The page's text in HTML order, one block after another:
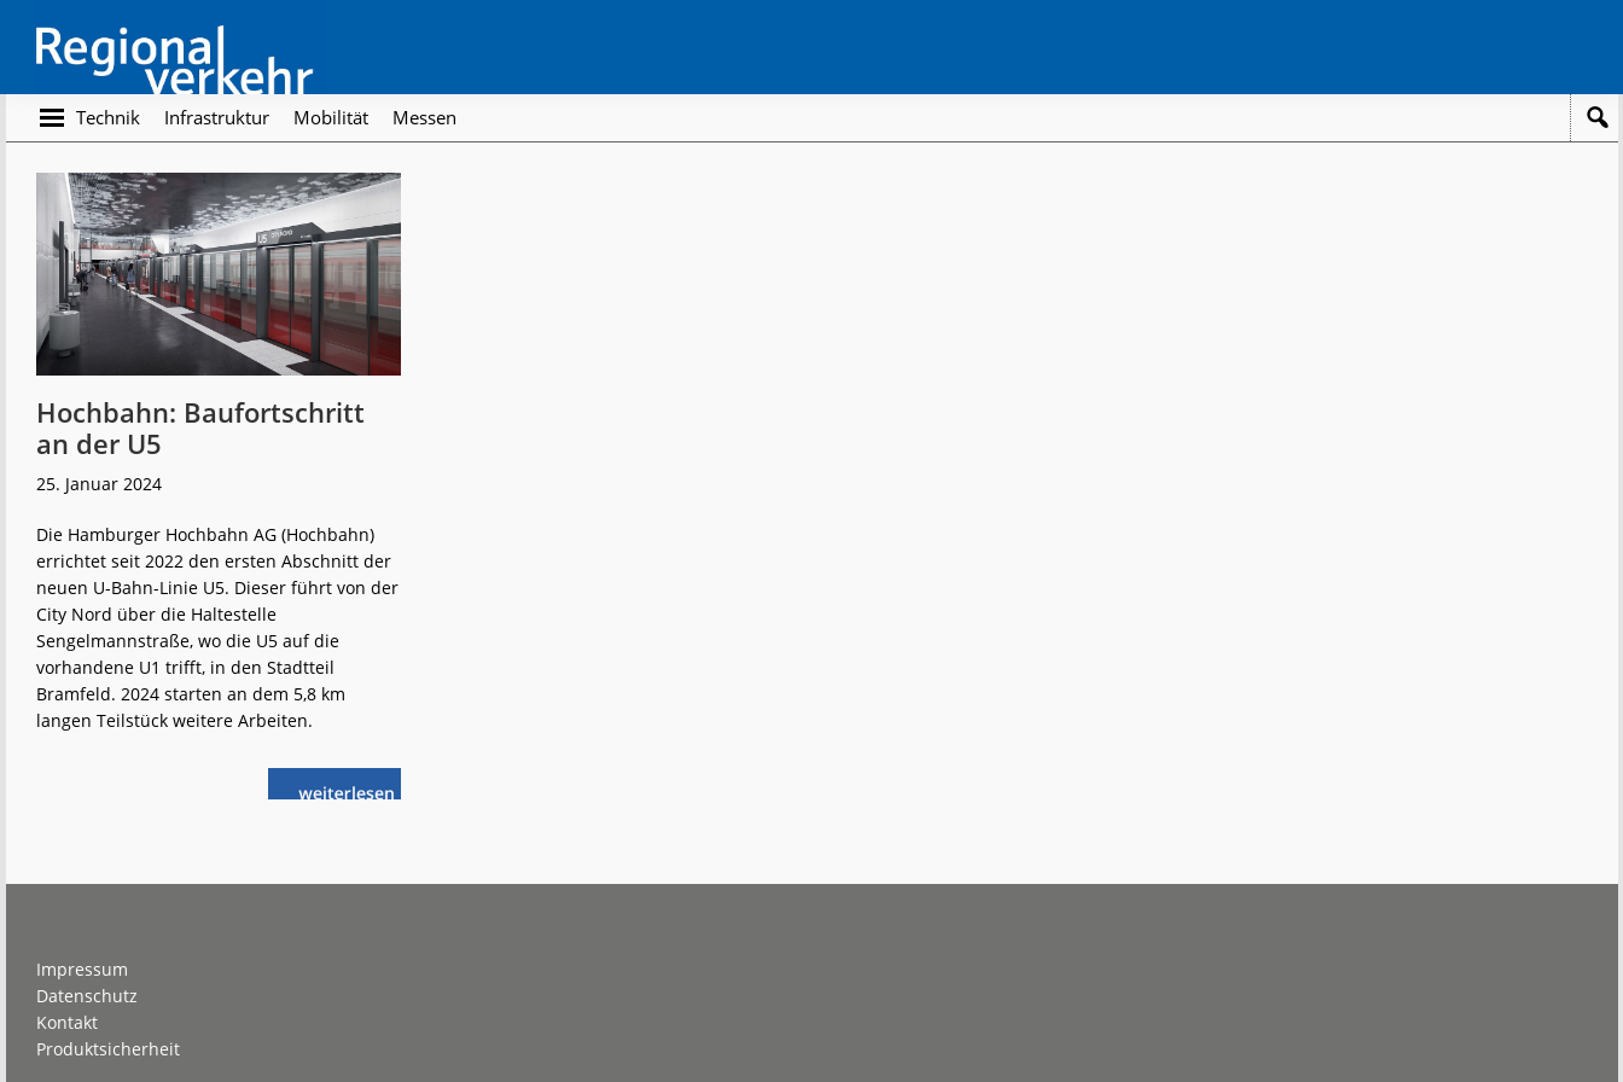
main
content
footer
Regionalverkehr
Die
Fachzeitschrift
den
Öffentlichen
Personennahverkehr
Technik Infrastruktur Mobilität Messen
Hochbahn: Baufortschritt
an der U5
25. Januar 2024
Die Hamburger Hochbahn AG (Hochbahn)
errichtet seit 2022 den ersten Abschnitt der
neuen U-Bahn-Linie U5. Dieser führt von der
City Nord über die Haltestelle
Sengelmannstraße, wo die U5 auf die
vorhandene U1 trifft, in den Stadtteil
Bramfeld. 2024 starten an dem 5,8 km
langen Teilstück weitere Arbeiten.
weiterlese
nHochbahn:
Impressum
Datenschutz
Kontakt
Produktsicherheit